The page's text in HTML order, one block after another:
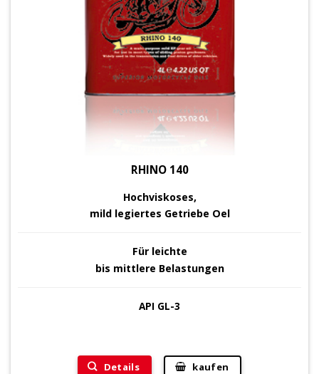
RHINO 140
Hochviskoses,
mild legiertes Getriebe Oel
Für leichte
bis mittlere Belastungen
API GL-3
Details kaufen